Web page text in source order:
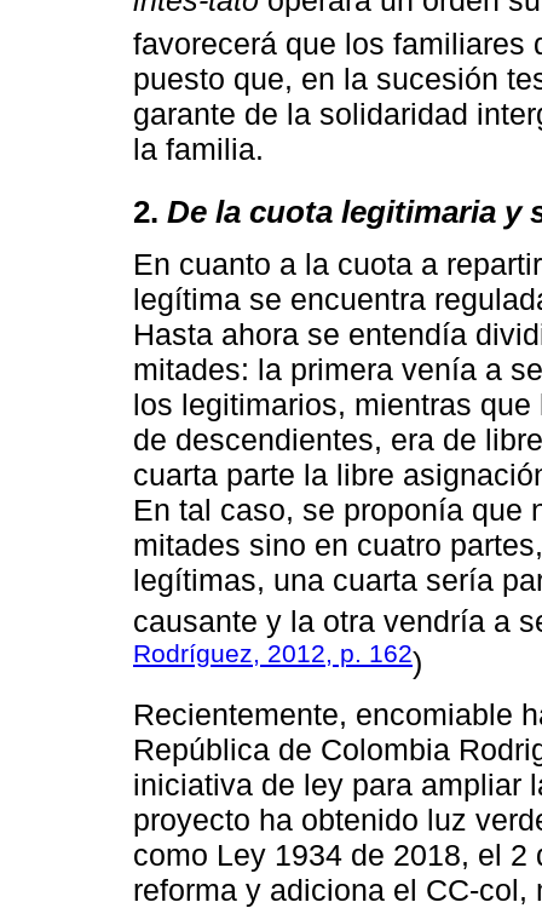
favorecerá que los familiares
puesto que, en la sucesión
garante de la solidaridad
la familia.
2. De la cuota legitimaria y
En cuanto a la cuota a
legítima se encuentra
Hasta ahora se entendía
mitades: la primera venía a
los legitimarios, mientras
de descendientes, era de
cuarta parte la libre
En tal caso, se proponía que
mitades sino en cuatro
legítimas, una cuarta sería
causante y la otra vendría a
Rodríguez, 2012, p. 162)
Recientemente, encomiable
República de Colombia
iniciativa de ley para ampliar
proyecto ha obtenido luz
como Ley 1934 de 2018, el
reforma y adiciona el CC-